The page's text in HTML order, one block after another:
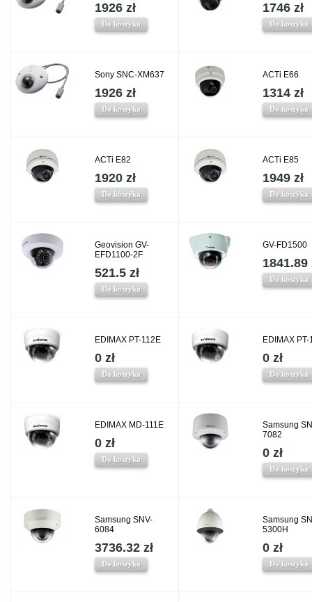
1926 zł
Do koszyka
1746 zł
Do koszyka
Sony SNC-XM637
1926 zł
Do koszyka
ACTi E66
1314 zł
Do koszyka
ACTi E82
1920 zł
Do koszyka
ACTi E85
1949 zł
Do koszyka
Geovision GV-
EFD1100-2F
521.5 zł
Do koszyka
GV-FD1500
1841.89
Do koszyka
EDIMAX PT-112E
0 zł
Do koszyka
EDIMAX PT-
0 zł
Do koszyka
EDIMAX MD-111E
0 zł
Do koszyka
Samsung
7082
0 zł
Do koszyka
Samsung SNV-
6084
3736.32 zł
Do koszyka
Samsung
5300H
0 zł
Do koszyka